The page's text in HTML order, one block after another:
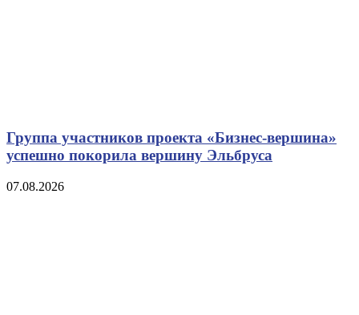
Группа участников проекта «Бизнес‑вершина»
успешно покорила вершину Эльбруса
07.08.2026